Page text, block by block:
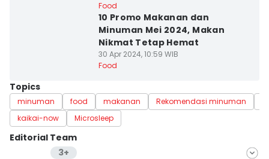
Food
10 Promo Makanan dan
Minuman Mei 2024, Makan
Nikmat Tetap Hemat
30 Apr 2024, 10:59 WIB
Food
Topics
minuman food makanan Rekomendasi minuman
kaikai-now
Microsleep
Editorial Team
3+